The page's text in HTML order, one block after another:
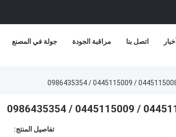
جولة في المصنع مراقبة الجودة اتصل بنا أخبار
تفاصيل المنتج: